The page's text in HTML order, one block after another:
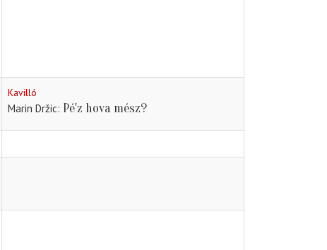
Kavilló
Marin Držic Pé'z hova mész?